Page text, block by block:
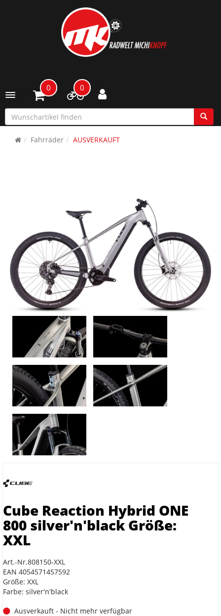
Toggle navigation
0 0
Fahrräder AUSVERKAUFT
Cube Reaction Hybrid ONE
800 silver'n'black Größe:
XXL
Art.-Nr.808150-XXL
EAN 4054571457592
Größe: XXL
Farbe: silver'n'black
Ausverkauft - Nicht mehr verfügbar